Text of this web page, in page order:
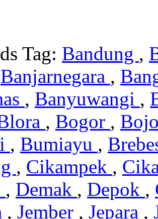
Tag: Bandung ,
Banjarnegara ,
, Banyuwangi ,
, Bogor ,
, Bumiayu ,
, Cikampek ,
, Demak , Depok ,
, Jember , Jepara ,